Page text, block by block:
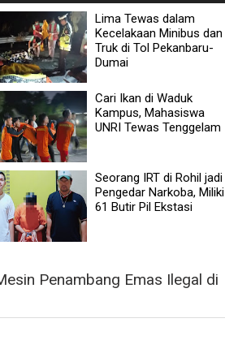
Lima Tewas dalam
Kecelakaan Minibus dan
Truk di Tol Pekanbaru-
Dumai
Cari Ikan di Waduk
Kampus, Mahasiswa
UNRI Tewas Tenggelam
Seorang IRT di Rohil jadi
Pengedar Narkoba, Miliki
61 Butir Pil Ekstasi
Penambang Emas Ilegal di